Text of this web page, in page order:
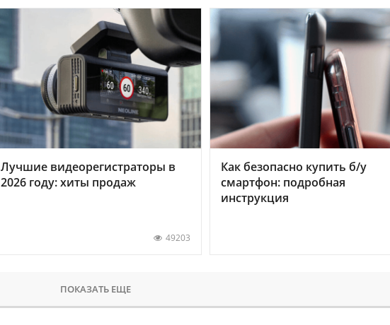
Лучшие видеорегистраторы в
2026 году: хиты продаж
49203
Как безопасно купить б/у
смартфон: подробная
инструкция
ПОКАЗАТЬ ЕЩЕ